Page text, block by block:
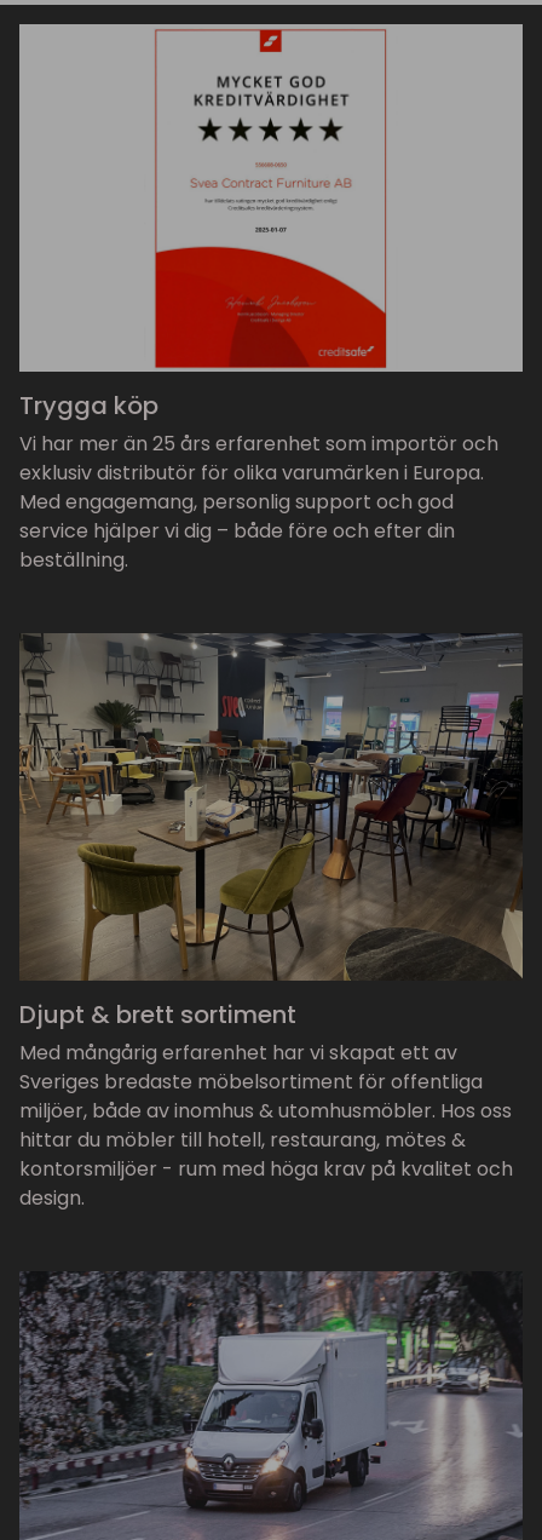
Trygga köp
Vi har mer än 25 års erfarenhet som importör och
exklusiv distributör för olika varumärken i Europa.
Med engagemang, personlig support och god
service hjälper vi dig – både före och efter din
beställning.
Djupt & brett sortiment
Med mångårig erfarenhet har vi skapat ett av
Sveriges bredaste möbelsortiment för offentliga
miljöer, både av inomhus & utomhusmöbler. Hos oss
hittar du möbler till hotell, restaurang, mötes &
kontorsmiljöer - rum med höga krav på kvalitet och
design.